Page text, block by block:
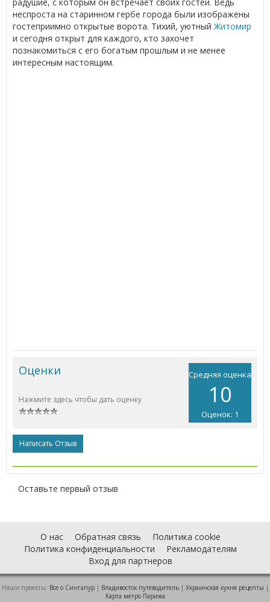
неспроста на старинном гербе города были изображены
гостеприимно открытые ворота. Тихий, уютный Житомир
и сегодня открыт для каждого, кто захочет
познакомиться с его богатым прошлым и не менее
интересным настоящим.
Средняя оценка
10
Оценок: 1
Оценки
Нажмите здесь чтобы дать оценку
Написать Отзыв
Оставьте первый отзыв
О нас Обратная связь
Политика cookie
Политика конфиденциальности
Рекламодателям
Вход для партнеров
Наши проекты: Все о Cингапур| Владивосток путеводитель| Украинская кухня рецепты |
Карта метро Парижа